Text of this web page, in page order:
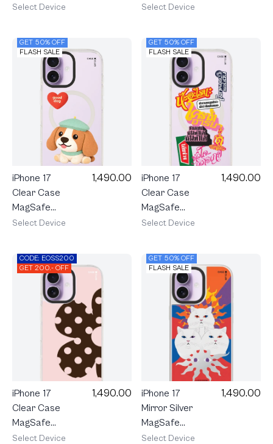
Shield Join
Heartful
Cavalier
Select Device
Shield Join
Heartful
Calico Cat
Select Device
GET 50% OFF
FLASH SALE
iPhone 17
Clear Case
MagSafe
Shield Join
Heartful
Beagle
1,490.00
Select Device
GET 50% OFF
FLASH SALE
iPhone 17
Clear Case
MagSafe
Shield
Watch Me
1,490.00
Select Device
CODE: EOSS200
GET 200.- OFF
iPhone 17
Clear Case
MagSafe
Shield Rally
1,490.00
Select Device
GET 50% OFF
FLASH SALE
iPhone 17
Mirror Silver
MagSafe
LuckyDose
1,490.00
Select Device